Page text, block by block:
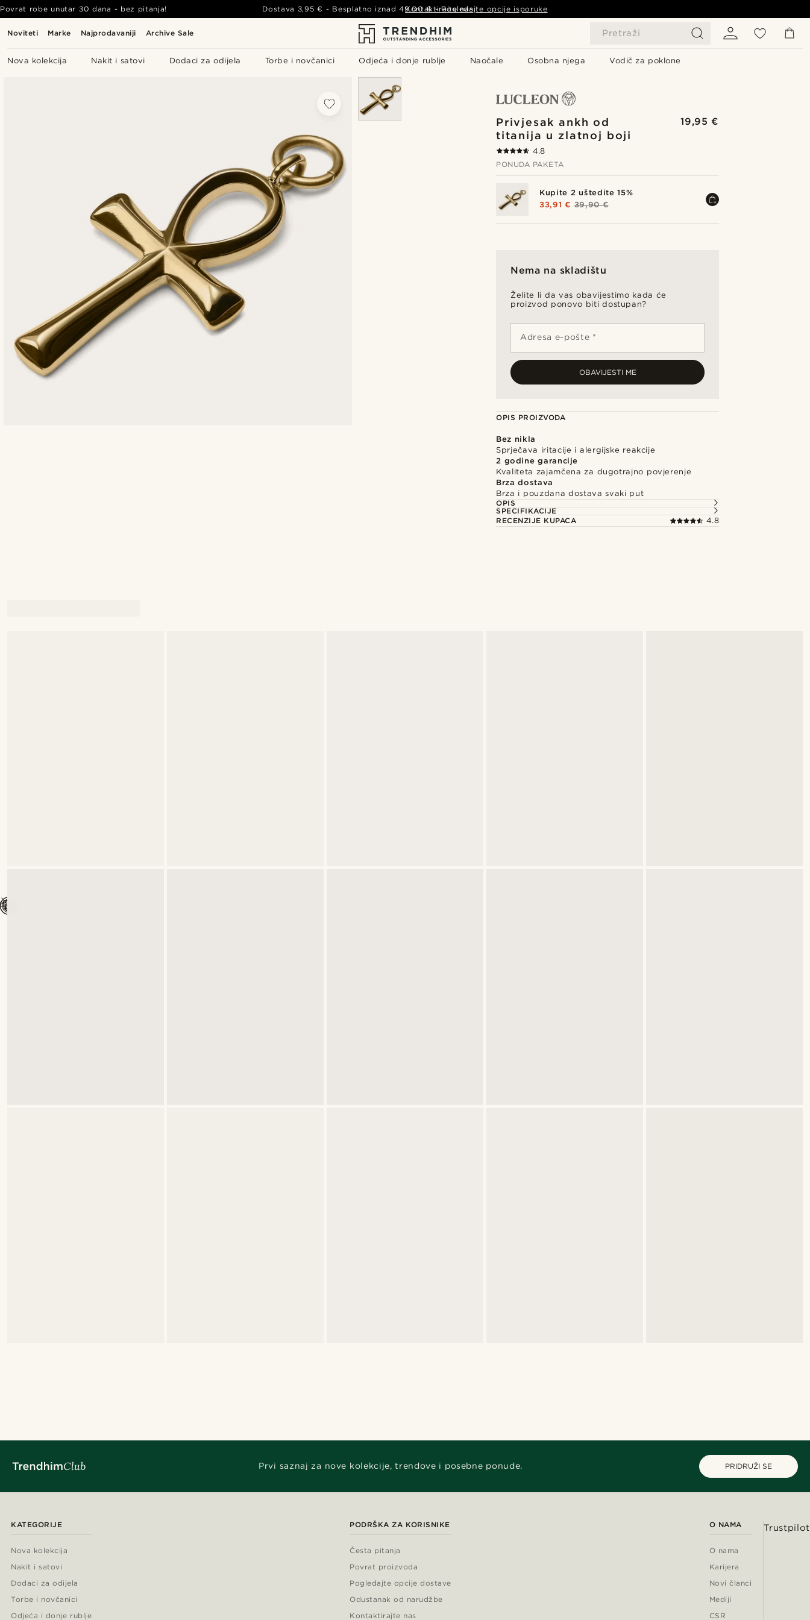
Noviteti Marke Najprodavaniji Archive Sale Pretraži
Nova kolekcija Nakit i satovi Dodaci za odijela Torbe i novčanici Odjeća i donje rublje Naočale Osobna njega Vodič za poklone
Povrat robe unutar 30 dana - bez pitanja! Dostava 3,95 € - Besplatno iznad49,00 € - Pogledajte opcije isporuke
Kontaktirajte nas
Privjesak ankh od
titanija u zlatnoj boji
19,95 €
4.8
PONUDA PAKETA
Kupite 2 uštedite 15%
33,91 € 39,90 €
Nema na skladištu
Želite li da vas obavijestimo kada će
proizvod ponovo biti dostupan?
Adresa e-pošte *
OBAVIJESTI ME
OPIS PROIZVODA
Bez nikla
Sprječava iritacije i alergijske reakcije
2 godine garancije
Kvaliteta zajamčena za dugotrajno povjerenje
Brza dostava
Brza i pouzdana dostava svaki put
OPIS
SPECIFIKACIJE
RECENZIJE KUPACA
4.8
Prvi saznaj za nove kolekcije, trendove i posebne ponude. PRIDRUŽI SE
KATEGORIJE
Nova kolekcija
Nakit i satovi
Dodaci za odijela
Torbe i novčanici
Odjeća i donje rublje
PODRŠKA ZA KORISNIKE
Česta pitanja
Povrat proizvoda
Pogledajte opcije dostave
Odustanak od narudžbe
Kontaktirajte nas
O NAMA
O nama
Karijera
Novi članci
Mediji
CSR
Trustpilot